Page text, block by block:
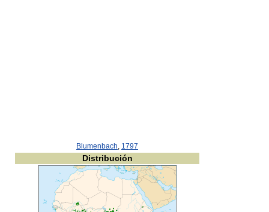
Blumenbach 1797
Distribución